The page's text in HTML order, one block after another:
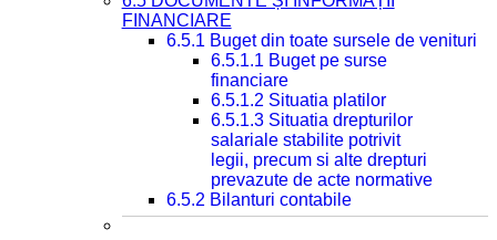
FINANCIARE
6.5.1 Buget din toate sursele de venituri
6.5.1.1 Buget pe surse
financiare
6.5.1.2 Situatia platilor
6.5.1.3 Situatia drepturilor
salariale stabilite potrivit
legii, precum si alte drepturi
prevazute de acte normative
6.5.2 Bilanturi contabile